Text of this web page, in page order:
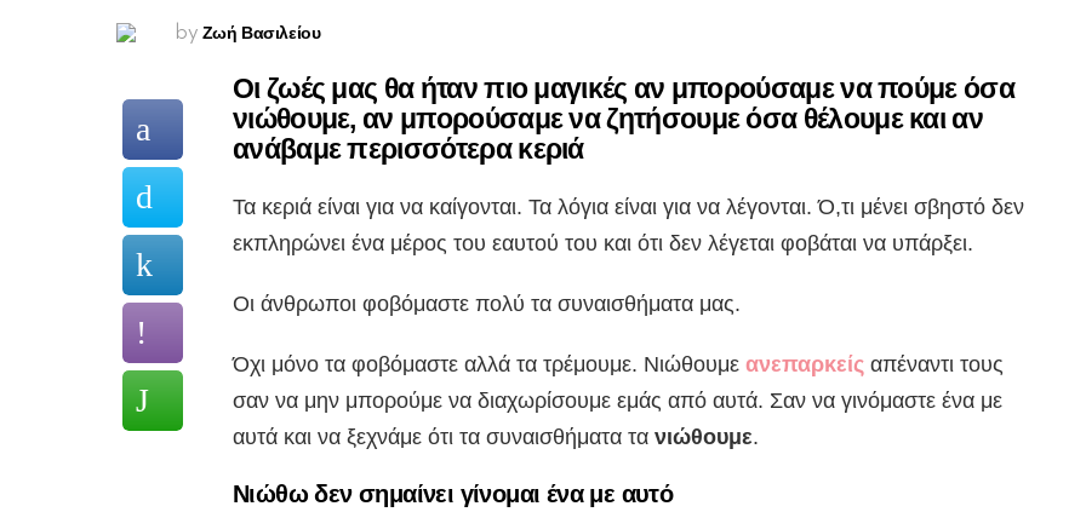
by Ζωή Βασιλείου
Οι ζωές μας θα ήταν πιο μαγικές αν μπορούσαμε να πούμε όσα
νιώθουμε, αν μπορούσαμε να ζητήσουμε όσα θέλουμε και αν
ανάβαμε περισσότερα κεριά
Τα κεριά είναι για να καίγονται. Τα λόγια είναι για να λέγονται. Ό,τι μένει σβηστό δεν
εκπληρώνει ένα μέρος του εαυτού του και ότι δεν λέγεται φοβάται να υπάρξει.
Οι άνθρωποι φοβόμαστε πολύ τα συναισθήματα μας.
Όχι μόνο τα φοβόμαστε αλλά τα τρέμουμε. Νιώθουμε ανεπαρκείς απέναντι τους
σαν να μην μπορούμε να διαχωρίσουμε εμάς από αυτά. Σαν να γινόμαστε ένα με
αυτά και να ξεχνάμε ότι τα συναισθήματα τα νιώθουμε.
Νιώθω δεν σημαίνει γίνομαι ένα με αυτό